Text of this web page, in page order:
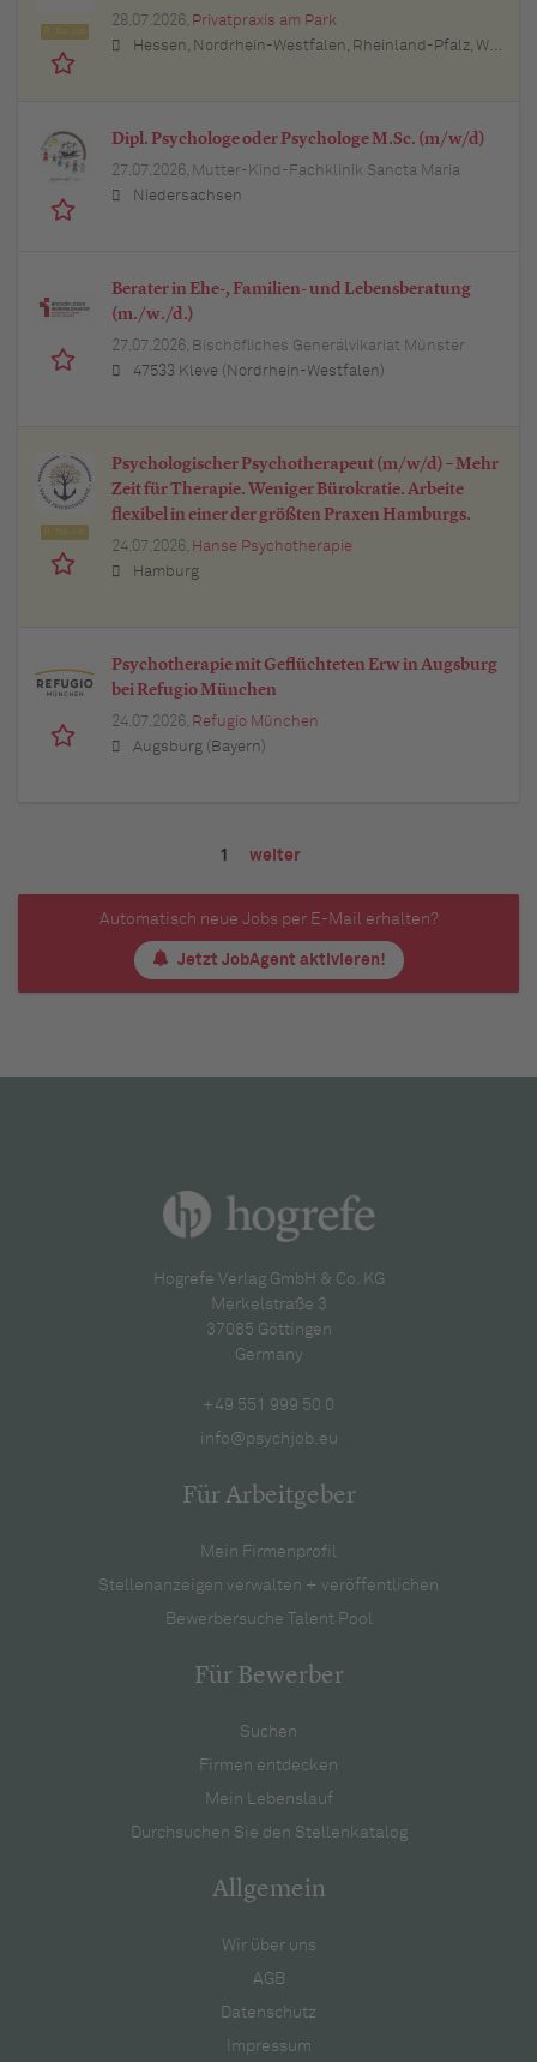
28.07.2026, Privatpraxis am Park
Hessen, Nordrhein-Westfalen, Rheinland-Pfalz, Wiesbaden (Hessen), Mainz (Rheinland-Pfalz), Köln (Nordrhein-Westfalen), Düsseldorf (Nordrhein-Westfalen)
Dipl. Psychologe oder Psychologe M.Sc. (m/w/d)
27.07.2026, Mutter-Kind-Fachklinik Sancta Maria
Niedersachsen
Berater in Ehe-, Familien- und Lebensberatung
(m./w./d.)
27.07.2026, Bischöfliches Generalvikariat Münster
47533 Kleve (Nordrhein-Westfalen)
Psychologischer Psychotherapeut (m/w/d) – Mehr
Zeit für Therapie. Weniger Bürokratie. Arbeite
flexibel in einer der größten Praxen Hamburgs.
24.07.2026, Hanse Psychotherapie
Hamburg
Psychotherapie mit Geflüchteten Erw in Augsburg
bei Refugio München
24.07.2026, Refugio München
Augsburg (Bayern)
1 weiter
Automatisch neue Jobs per E-Mail erhalten?
Jetzt JobAgent aktivieren!
Hogrefe Verlag GmbH & Co. KG
Merkelstraße 3
37085 Göttingen
Germany
+49 551 999 50 0
info@psychjob.eu
Für Arbeitgeber
Mein Firmenprofil
Stellenanzeigen verwalten + veröffentlichen
Bewerbersuche Talent Pool
Für Bewerber
Suchen
Firmen entdecken
Mein Lebenslauf
Durchsuchen Sie den Stellenkatalog
Allgemein
Wir über uns
AGB
Datenschutz
Impressum